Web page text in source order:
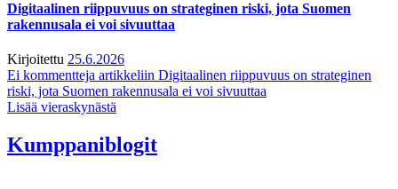
Digitaalinen riippuvuus on strateginen riski, jota Suomen
rakennusala ei voi sivuuttaa
Kirjoitettu 25.6.2026
Ei kommentteja artikkeliin Digitaalinen riippuvuus on strateginen
riski, jota Suomen rakennusala ei voi sivuuttaa
Lisää vieraskynästä
Kumppaniblogit